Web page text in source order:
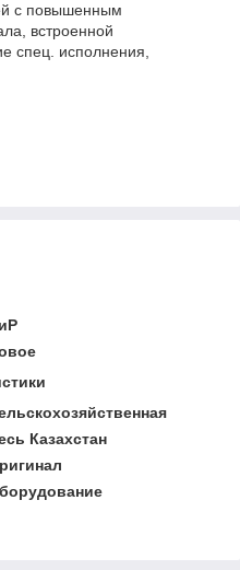
с повышенным
встроенной
спец. исполнения,
Казахстан